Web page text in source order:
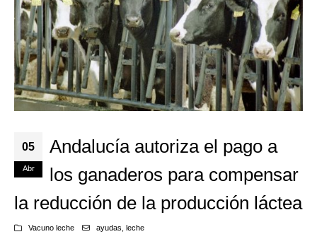
05
Abr
Andalucía autoriza el pago a
los ganaderos para compensar
la reducción de la producción láctea
Vacuno leche ayudas, leche